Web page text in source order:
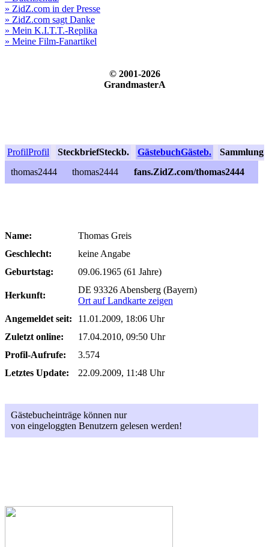
» ZidZ.com in der Presse
» ZidZ.com sagt Danke
» Mein K.I.T.T.-Replika
» Meine Film-Fanartikel
© 2001-2026
GrandmasterA
ProfilProfil SteckbriefSteckb. GästebuchGästeb. Sammlung
thomas2444
thomas2444 fans.ZidZ.com/thomas2444
Name:
Thomas Greis
Geschlecht:
keine Angabe
Geburtstag:
09.06.1965 (61 Jahre)
Herkunft:
DE 93326 Abensberg (Bayern)
Ort auf Landkarte zeigen
Angemeldet seit:
11.01.2009, 18:06 Uhr
Zuletzt online:
17.04.2010, 09:50 Uhr
Profil-Aufrufe:
3.574
Letztes Update:
22.09.2009, 11:48 Uhr
Gästebucheinträge können nur
von eingeloggten Benutzern gelesen werden!